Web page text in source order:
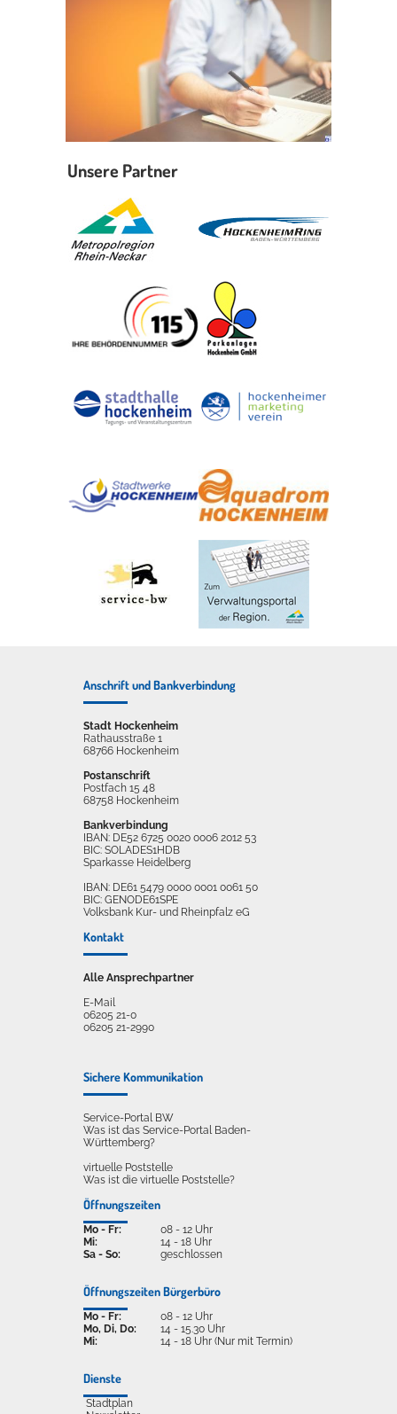
Unsere Partner
Anschrift und Bankverbindung
Stadt Hockenheim
Rathausstraße 1
68766 Hockenheim
Postanschrift
Postfach 15 48
68758 Hockenheim
Bankverbindung
IBAN: DE52 6725 0020 0006 2012 53
BIC: SOLADES1HDB
Sparkasse Heidelberg
IBAN: DE61 5479 0000 0001 0061 50
BIC: GENODE61SPE
Volksbank Kur- und Rheinpfalz eG
Kontakt
Alle Ansprechpartner
E-Mail
06205 21-0
06205 21-2990
Sichere Kommunikation
Service-Portal BW
Was ist das Service-Portal Baden-
Württemberg?
virtuelle Poststelle
Was ist die virtuelle Poststelle?
Öffnungszeiten
Mo - Fr:
Mi:
Sa - So:
08 - 12 Uhr
14 - 18 Uhr
geschlossen
Öffnungszeiten Bürgerbüro
Mo - Fr:
Mo, Di, Do:
Mi:
08 - 12 Uhr
14 - 15.30 Uhr
14 - 18 Uhr (Nur mit Termin)
Dienste
Stadtplan